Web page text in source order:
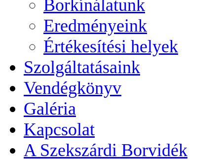
Borkínálatunk
Eredményeink
Értékesítési helyek
Szolgáltatásaink
Vendégkönyv
Galéria
Kapcsolat
A Szekszárdi Borvidék